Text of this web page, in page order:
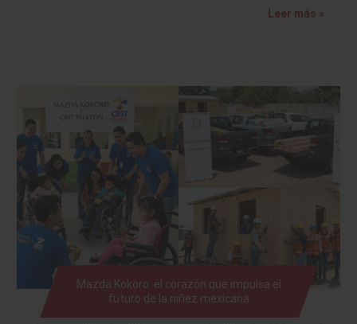
Leer más »
Mazda Kokoro: el corazón que impulsa el
futuro de la niñez mexicana